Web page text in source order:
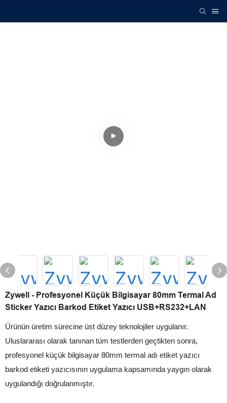
Zywell - Profesyonel Küçük Bilgisayar 80mm Termal Ad
Sticker Yazıcı Barkod Etiket Yazıcı USB+RS232+LAN
Ürünün üretim sürecine üst düzey teknolojiler uygulanır.
Uluslararası olarak tanınan tüm testlerden geçtikten sonra,
profesyonel küçük bilgisayar 80mm termal adı etiket yazıcı
barkod etiketi yazıcısının uygulama kapsamında yaygın olarak
uygulandığı doğrulanmıştır.